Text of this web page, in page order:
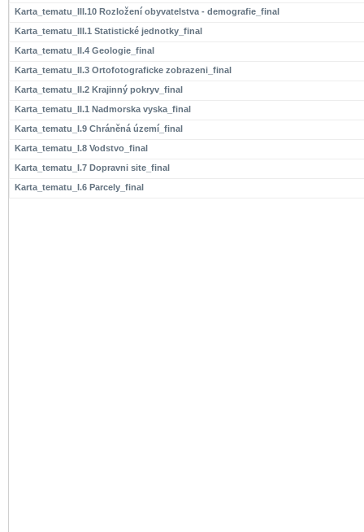
Karta_tematu_III.10 Rozložení obyvatelstva - demografie_final
Karta_tematu_III.1 Statistické jednotky_final
Karta_tematu_II.4 Geologie_final
Karta_tematu_II.3 Ortofotograficke zobrazeni_final
Karta_tematu_II.2 Krajinný pokryv_final
Karta_tematu_II.1 Nadmorska vyska_final
Karta_tematu_I.9 Chráněná území_final
Karta_tematu_I.8 Vodstvo_final
Karta_tematu_I.7 Dopravni site_final
Karta_tematu_I.6 Parcely_final